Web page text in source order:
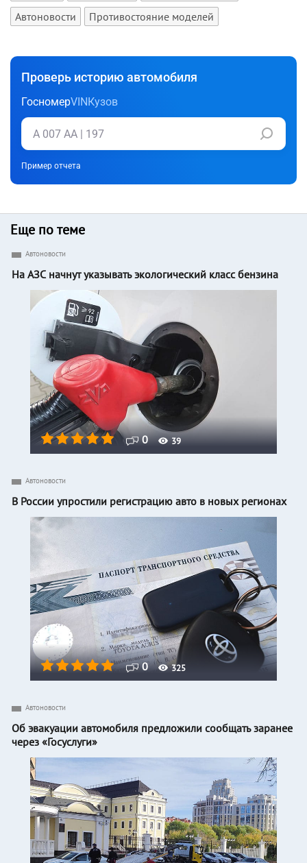
Автоновости
Противостояние моделей
Проверь историю автомобиля
ГосномерVIN Кузов
Пример отчета
Еще по теме
0 39
Автоновости
На АЗС начнут указывать экологический класс бензина
0 325
Автоновости
В России упростили регистрацию авто в новых регионах
Автоновости
Об эвакуации автомобиля предложили сообщать заранее
через «Госуслуги»